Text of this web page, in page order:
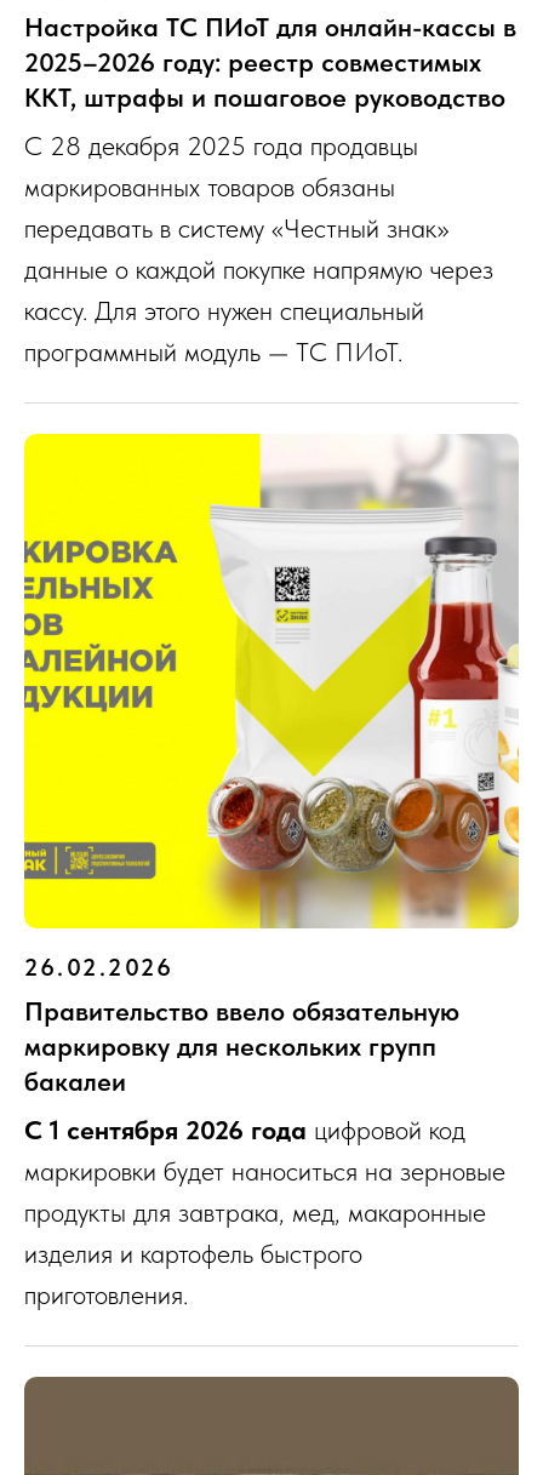
Настройка ТС ПИоТ для онлайн-кассы в
2025–2026 году: реестр совместимых
ККТ, штрафы и пошаговое руководство
С 28 декабря 2025 года продавцы
маркированных товаров обязаны
передавать в систему «Честный знак»
данные о каждой покупке напрямую через
кассу. Для этого нужен специальный
программный модуль — ТС ПИоТ.
26.02.2026
Правительство ввело обязательную
маркировку для нескольких групп
бакалеи
C 1 сентября 2026 года цифровой код
маркировки будет наноситься на зерновые
продукты для завтрака, мед, макаронные
изделия и картофель быстрого
приготовления.